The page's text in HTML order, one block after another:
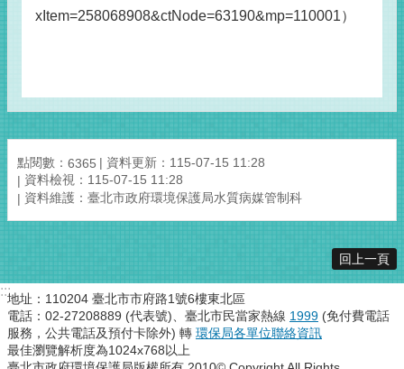
xItem=258068908&ctNode=63190&mp=110001）
點閱數： 6365
資料更新：115-07-15 11:28
資料檢視：115-07-15 11:28
資料維護：臺北市政府環境保護局水質病媒管制科
回上一頁
:::地址：110204 臺北市市府路1號6樓東北區
電話：02-27208889 (代表號)、臺北市民當家熱線 1999 (免付費電話
服務，公共電話及預付卡除外) 轉 環保局各單位聯絡資訊
最佳瀏覽解析度為1024x768以上